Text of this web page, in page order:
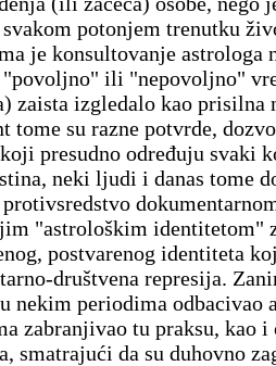
potonjem trenutku
je konsultovanje astrologa
ili "nepovoljno"
zaista izgledalo kao prisilna
tome su razne potvrde,
presudno određuju svaki
neki ljudi i danas tome
protivsredstvo
"astrološkim identitetom"
postvarenog identiteta
društvena represija.
nekim periodima odbacivao
zabranjivao tu praksu, kao i
smatrajući da su duhovno